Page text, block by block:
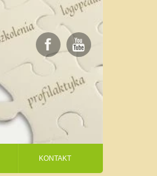
KONTAKT